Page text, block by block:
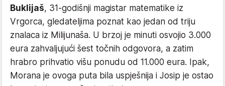
Buklijaš, 31-godišnji magistar matematike iz
Vrgorca, gledateljima poznat kao jedan od triju
znalaca iz Milijunaša. U brzoj je minuti osvojio 3.000
eura zahvaljujući šest točnih odgovora, a zatim
hrabro prihvatio višu ponudu od 11.000 eura. Ipak,
Morana je ovoga puta bila uspješnija i Josip je ostao